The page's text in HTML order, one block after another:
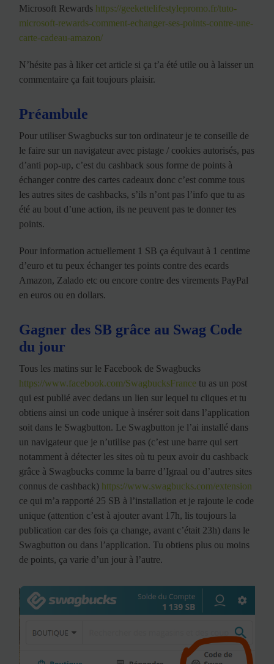
Microsoft Rewards https://geekettelifestylepromo.fr/tuto-
microsoft-rewards-comment-echanger-ses-points-contre-une-
carte-cadeau-amazon/
N’hésite pas à liker cet article si ça t’a été utile ou à laisser un
commentaire ça fait toujours plaisir.
Préambule
Pour utiliser Swagbucks sur ton ordinateur je te conseille de
le faire sur un navigateur avec pistage / cookies autorisés, pas
d’anti pop-up, c’est du cashback sous forme de points à
échanger contre des cartes cadeaux donc c’est comme tous
les autres sites de cashbacks, s’ils n’ont pas l’info que tu as
été au bout d’une action, ils ne peuvent pas te donner tes
points.
Pour information actuellement 1 SB ça équivaut à 1 centime
d’euro et tu peux échanger tes points contre des ecards
Amazon, Zalado etc ou encore contre des virements PayPal
en euros ou en dollars.
Gagner des SB grâce au Swag Code
du jour
Tous les matins sur le Facebook de Swagbucks
https://www.facebook.com/SwagbucksFrance tu as un post
qui est publié avec dedans un lien sur lequel tu cliques et tu
obtiens ainsi un code unique à insérer soit dans l’application
soit dans le Swagbutton. Le Swagbutton je l’ai installé dans
un navigateur que je n’utilise pas (c’est une barre qui sert
notamment à détecter les sites où tu peux avoir du cashback
grâce à Swagbucks comme la barre d’Igraal ou d’autres sites
connus de cashback) https://www.swagbucks.com/extension
ce qui m’a rapporté 25 SB à l’installation et je rajoute le code
unique (attention c’est à ajouter avant 17h, lis toujours la
publication car des fois ça change, avant c’était 23h) dans le
Swagbutton ou dans l’application. Tu obtiens plus ou moins
de points, ça varie d’un jour à l’autre.